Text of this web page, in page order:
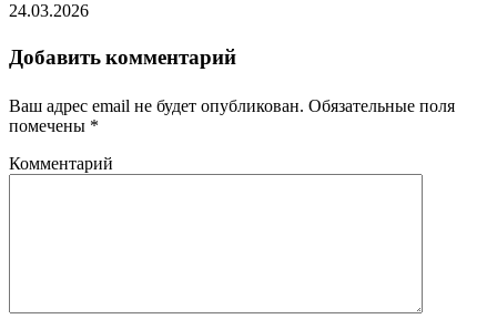
24.03.2026
Добавить комментарий
Ваш адрес email не будет опубликован. Обязательные поля
помечены *
Комментарий